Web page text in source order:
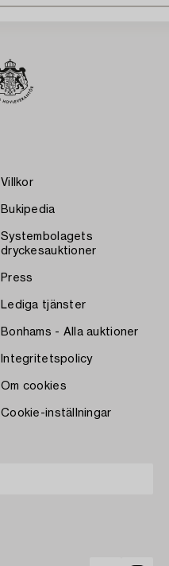
Villkor
Bukipedia
Systembolagets
dryckesauktioner
Press
Lediga tjänster
Bonhams - Alla auktioner
Integritetspolicy
Om cookies
Cookie-inställningar